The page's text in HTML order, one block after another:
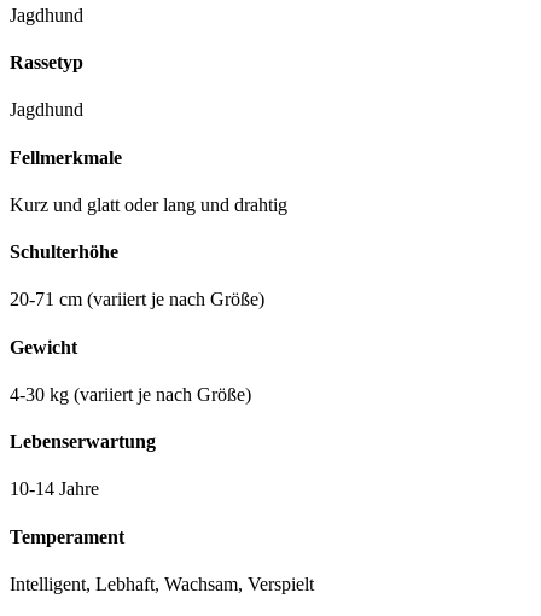
Jagdhund
Rassetyp
Jagdhund
Fellmerkmale
Kurz und glatt oder lang und drahtig
Schulterhöhe
20-71 cm (variiert je nach Größe)
Gewicht
4-30 kg (variiert je nach Größe)
Lebenserwartung
10-14 Jahre
Temperament
Intelligent, Lebhaft, Wachsam, Verspielt